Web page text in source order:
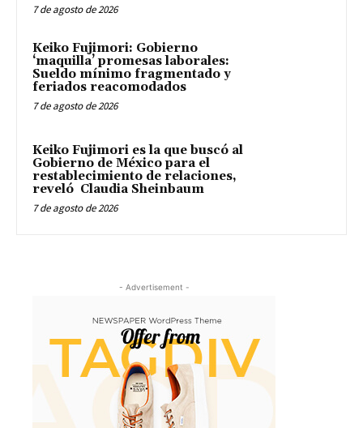
7 de agosto de 2026
Keiko Fujimori: Gobierno
‘maquilla’ promesas laborales:
Sueldo mínimo fragmentado y
feriados reacomodados
7 de agosto de 2026
Keiko Fujimori es la que buscó al
Gobierno de México para el
restablecimiento de relaciones,
reveló Claudia Sheinbaum
7 de agosto de 2026
- Advertisement -